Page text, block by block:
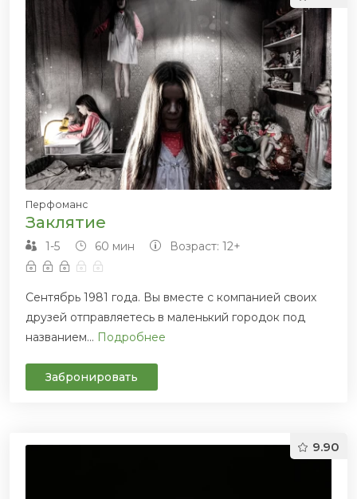
Перфоманс
Заклятие
1-5 60 мин Возраст: 12+
Сентябрь 1981 года. Вы вместе с компанией своих
друзей отправляетесь в маленький городок под
названием... Подробнее
Забронировать
9.90